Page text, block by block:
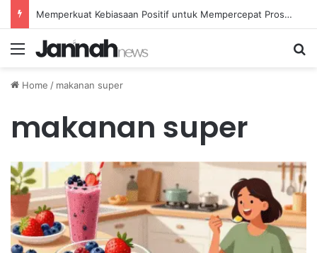
Memperkuat Kebiasaan Positif untuk Mempercepat Proses Pemulihan Mental Anda
Menu
Home / makanan super
makanan super